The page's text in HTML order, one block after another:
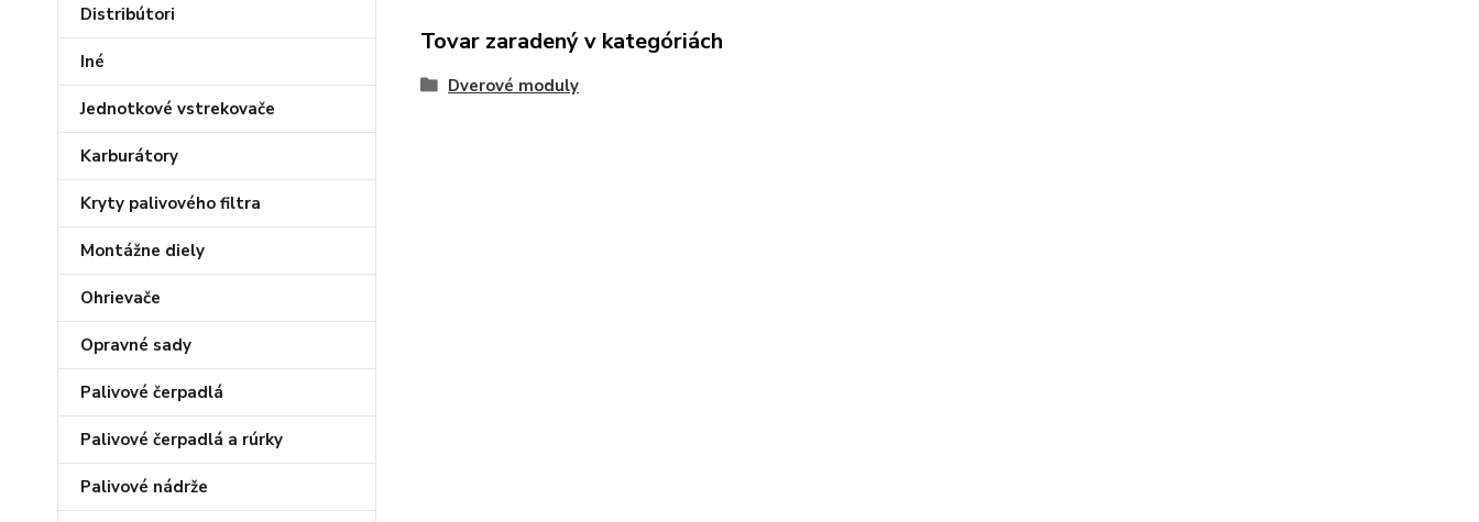
Distribútori
Iné
Jednotkové vstrekovače
Karburátory
Kryty palivového filtra
Montážne diely
Ohrievače
Opravné sady
Palivové čerpadlá
Palivové čerpadlá a rúrky
Palivové nádrže
Tovar zaradený v kategóriách
Dverové moduly